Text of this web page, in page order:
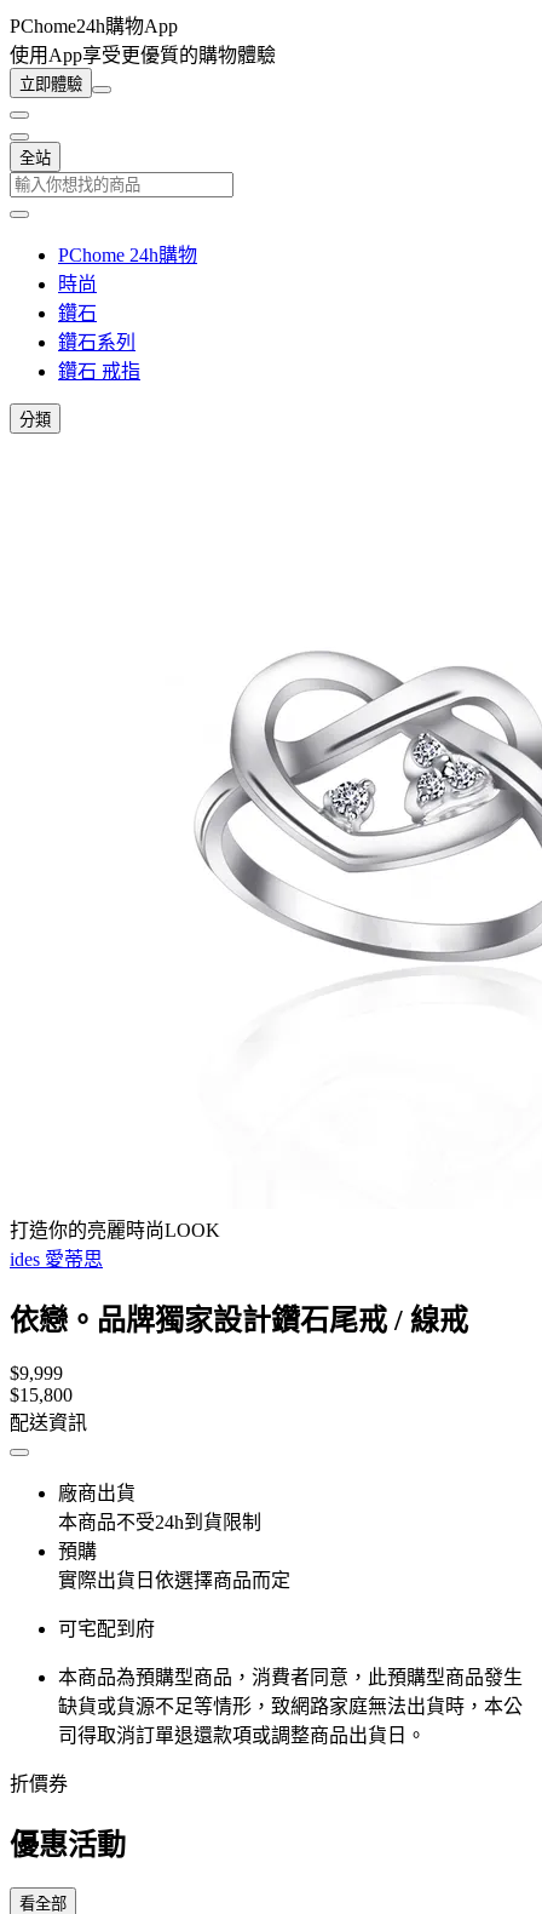
PChome24h購物App
使用App享受更優質的購物體驗
立即體驗
全站
PChome 24h購物
時尚
鑽石
鑽石系列
鑽石 戒指
分類
打造你的亮麗時尚LOOK
ides 愛蒂思
依戀。品牌獨家設計鑽石尾戒 / 線戒
$9,999
$15,800
配送資訊
廠商出貨
本商品不受24h到貨限制
預購
實際出貨日依選擇商品而定
可宅配到府
本商品為預購型商品，消費者同意，此預購型商品發生
缺貨或貨源不足等情形，​致網路家庭無法出貨時，本公
司得取消訂單退還款項或調整商品出貨日。
折價券
優惠活動
看全部